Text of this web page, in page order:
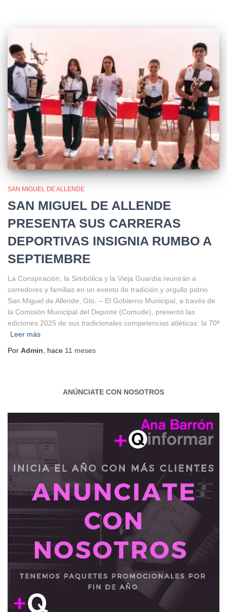
SAN MIGUEL DE ALLENDE
SAN MIGUEL DE ALLENDE
PRESENTA SUS CARRERAS
DEPORTIVAS INSIGNIA RUMBO A
SEPTIEMBRE
La Conspiración, la Simbólica y la Vieja Guardia reunirán a
corredores y familias en un evento de tradición y orgullo patrio
San Miguel de Allende, Gto. – El Gobierno Municipal, a través de
la Comisión Municipal del Deporte (Comude), presentó las
ediciones 2025 de sus tradicionales competencias atléticas: la 70ª
Leer más
Por Admin , hace 11 meses
ANÚNCIATE CON NOSOTROS